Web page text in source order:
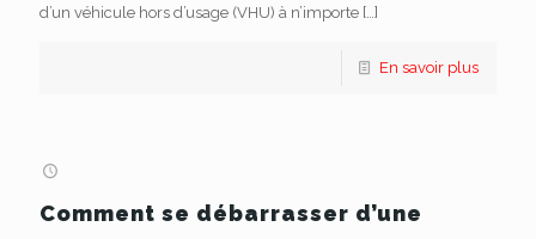
d’un véhicule hors d’usage (VHU) à n’importe […]
En savoir plus
Comment se débarrasser d’une